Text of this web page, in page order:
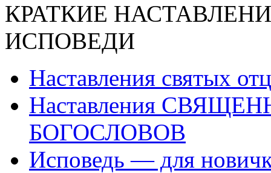
КРАТКИЕ
ИСПОВЕДИ
Наставления святых
Наставления
БОГОСЛОВОВ
Исповедь — для